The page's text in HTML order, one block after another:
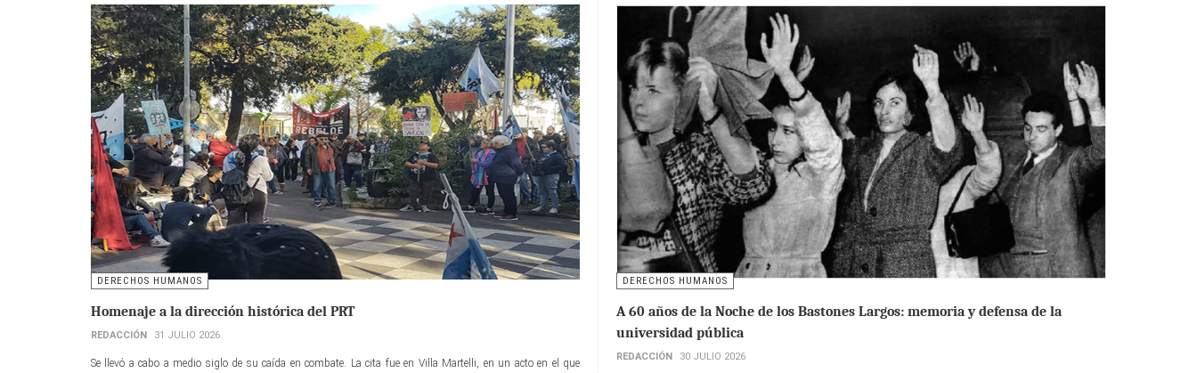
DERECHOS HUMANOS
Homenaje a la dirección histórica del PRT
REDACCIÓN 31 JULIO 2026
Se llevó a cabo a medio siglo de su caída en combate. La cita fue en Villa Martelli, en un acto en el que
DERECHOS HUMANOS
A 60 años de la Noche de los Bastones Largos: memoria y defensa de la
universidad pública
REDACCIÓN 30 JULIO 2026